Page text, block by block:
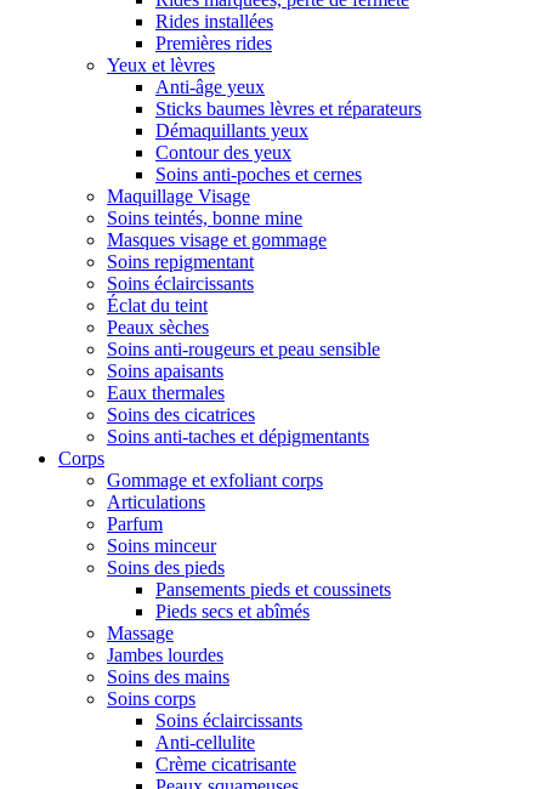
Rides installées
Premières rides
Yeux et lèvres
Anti-âge yeux
Sticks baumes lèvres et réparateurs
Démaquillants yeux
Contour des yeux
Soins anti-poches et cernes
Maquillage Visage
Soins teintés, bonne mine
Masques visage et gommage
Soins repigmentant
Soins éclaircissants
Éclat du teint
Peaux sèches
Soins anti-rougeurs et peau sensible
Soins apaisants
Eaux thermales
Soins des cicatrices
Soins anti-taches et dépigmentants
Corps
Gommage et exfoliant corps
Articulations
Parfum
Soins minceur
Soins des pieds
Pansements pieds et coussinets
Pieds secs et abîmés
Massage
Jambes lourdes
Soins des mains
Soins corps
Soins éclaircissants
Anti-cellulite
Crème cicatrisante